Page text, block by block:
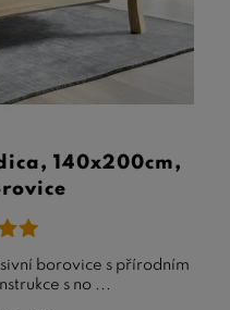
140x200cm,
borovice s přírodním
s no ...